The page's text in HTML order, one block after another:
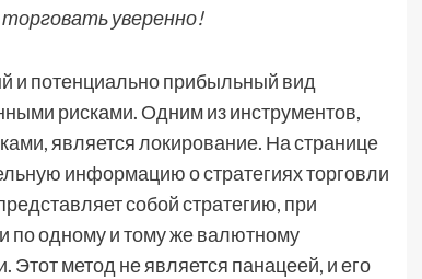
уверенно!
и потенциально прибыльный вид
рисками. Одним из инструментов,
является локирование. На странице
информацию о стратегиях торговли
собой стратегию, при
по одному и тому же валютному
Этот метод не является панацеей, и его